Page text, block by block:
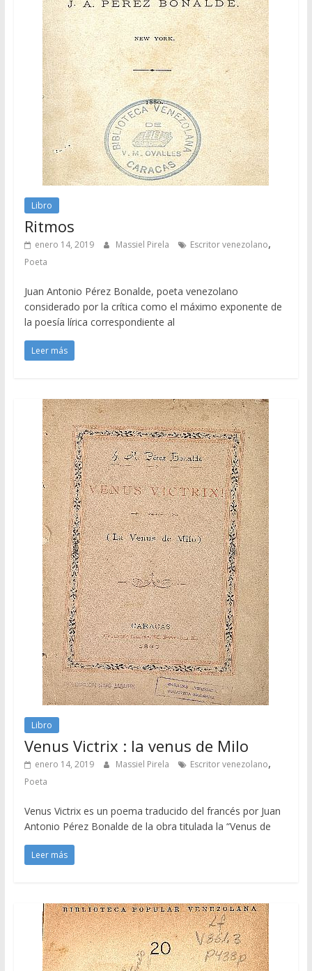
Libro
Ritmos
enero 14, 2019 Massiel Pirela Escritor venezolano,
Poeta
Juan Antonio Pérez Bonalde, poeta venezolano
considerado por la crítica como el máximo exponente de
la poesía lírica correspondiente al
Leer más
Libro
Venus Victrix : la venus de Milo
enero 14, 2019 Massiel Pirela Escritor venezolano,
Poeta
Venus Victrix es un poema traducido del francés por Juan
Antonio Pérez Bonalde de la obra titulada la “Venus de
Leer más